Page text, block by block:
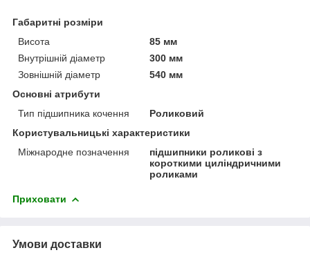
Габаритні розміри
Висота
85 мм
Внутрішній діаметр
300 мм
Зовнішній діаметр
540 мм
Основні атрибути
Тип підшипника кочення
Роликовий
Користувальницькі характеристики
Міжнародне позначення
підшипники роликові з
короткими циліндричними
роликами
Приховати
Умови доставки